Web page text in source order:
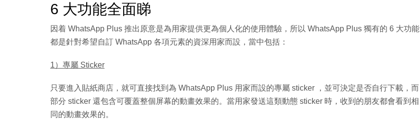
6 大功能全面睇
因着 WhatsApp Plus 推出原意是為用家提供更為個人化的使用體驗，所以 WhatsApp Plus 獨有的 6 大功能
都是針對希望自訂 WhatsApp 各項元素的資深用家而設，當中包括：
1）專屬 Sticker
只要進入貼紙商店，就可直接找到為 WhatsApp Plus 用家而設的專屬 sticker ，並可決定是否自行下載，而
部分 sticker 還包含可覆蓋整個屏幕的動畫效果的。當用家發送這類動態 sticker 時，收到的朋友都會看到相
同的動畫效果的。